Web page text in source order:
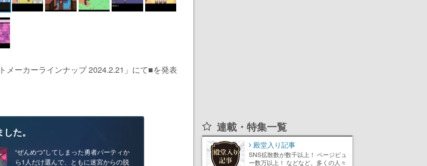
メーカーラインナップ 2024.2.21」にて■を発表
た。
“ぜんめつ”してしまった勇者パーティか
ら1人だけ選んで、ともに迷宮からの脱
連載・特集一覧
殿堂入り記事
SNS拡散数が数千以上！ ページビュ
ー数万以上！ などなど。多くの人々